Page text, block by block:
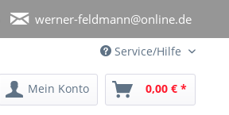
werner-feldmann@online.de
Service/Hilfe
Mein Konto 0,00 € *